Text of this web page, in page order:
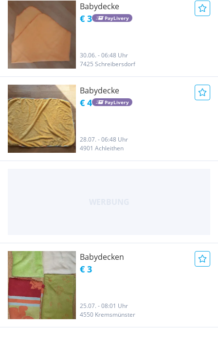
Babydecke
€ 3 PayLivery
30.06. - 06:48 Uhr
7425 Schreibersdorf
Babydecke
€ 4 PayLivery
28.07. - 06:48 Uhr
4901 Achleithen
Babydecken
€ 3
25.07. - 08:01 Uhr
4550 Kremsmünster